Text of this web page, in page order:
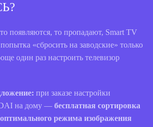
появляются, то пропадают, Smart TV
«сбросить на заводские» только
один раз настроить телевизор
при заказе настройки
на дому — бесплатная сортировка
режима изображения